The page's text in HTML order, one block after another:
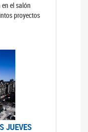
el salón
proyectos
JUEVES